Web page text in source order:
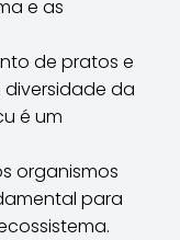
e as
de pratos e
da
é um
organismos
para